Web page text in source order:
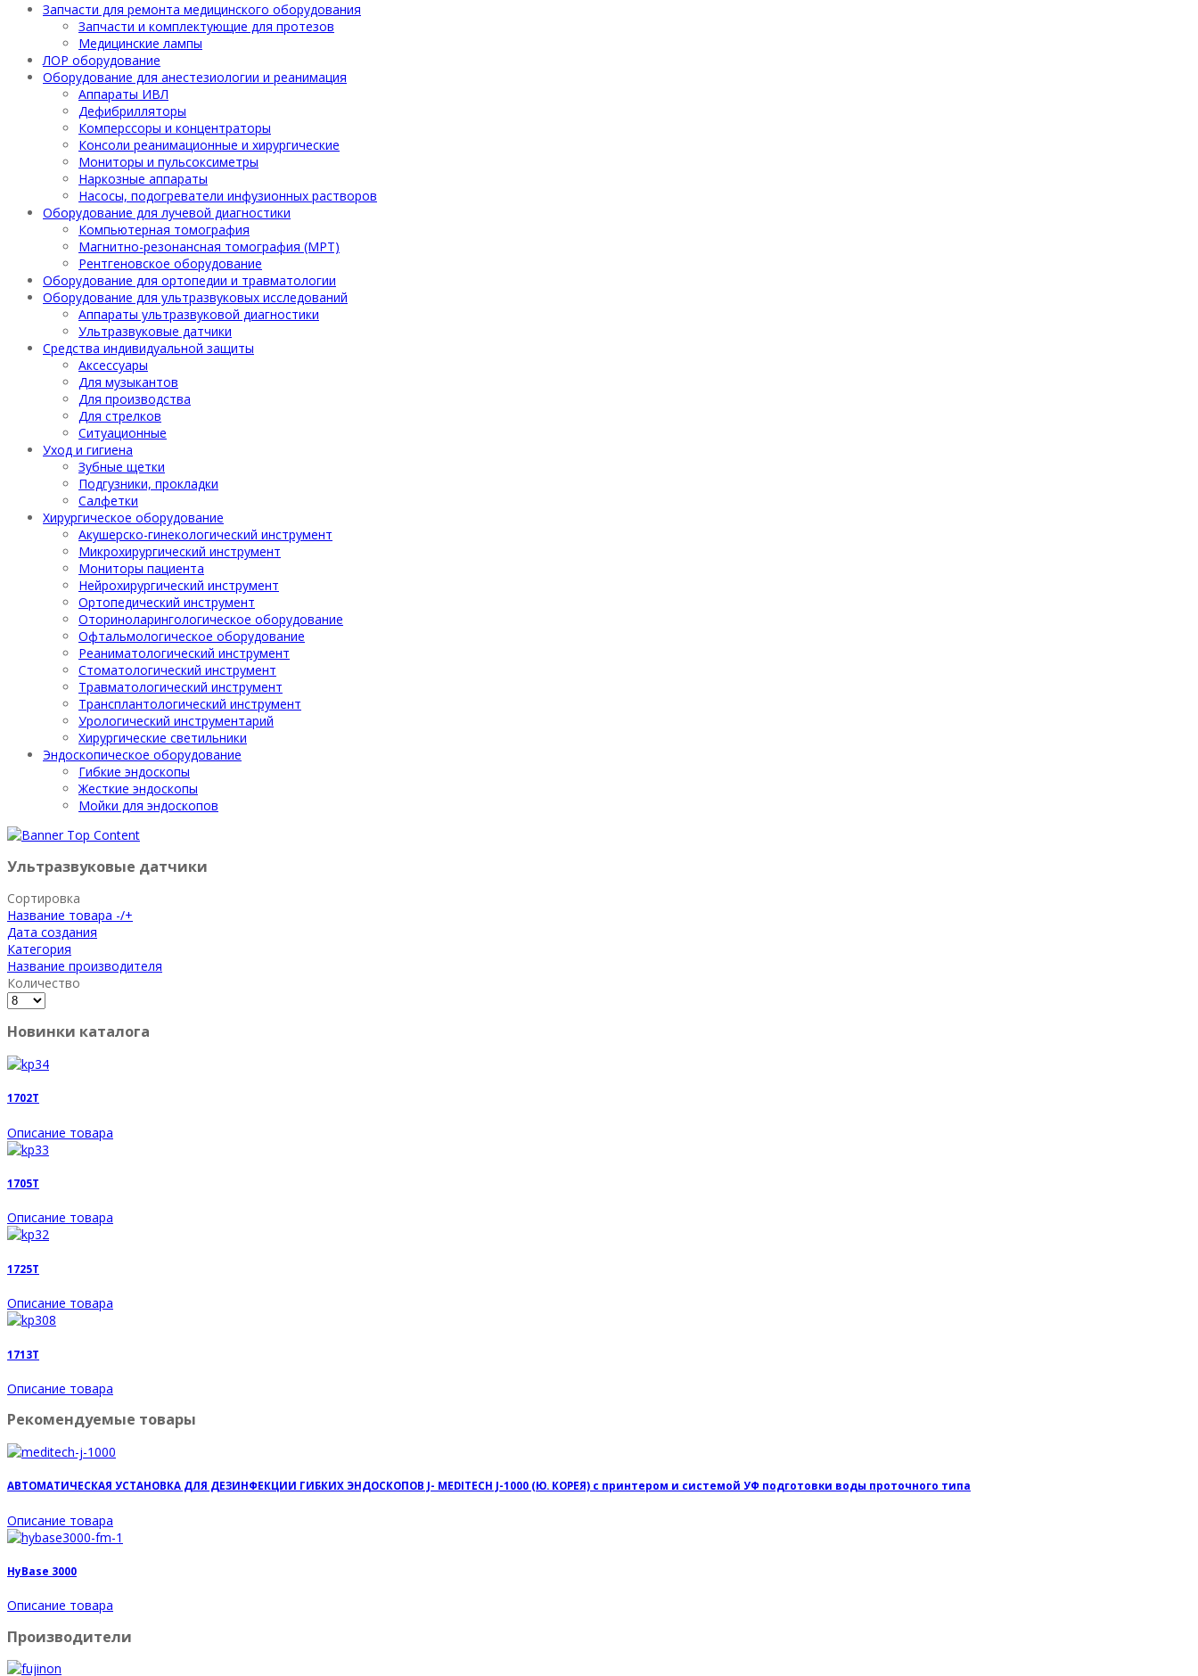
Запчасти для ремонта медицинского оборудования
Запчасти и комплектующие для протезов
Медицинские лампы
ЛОР оборудование
Оборудование для анестезиологии и реанимация
Аппараты ИВЛ
Дефибрилляторы
Комперссоры и концентраторы
Консоли реанимационные и хирургические
Мониторы и пульсоксиметры
Наркозные аппараты
Насосы, подогреватели инфузионных растворов
Оборудование для лучевой диагностики
Компьютерная томография
Магнитно-резонансная томография (МРТ)
Рентгеновское оборудование
Оборудование для ортопедии и травматологии
Оборудование для ультразвуковых исследований
Аппараты ультразвуковой диагностики
Ультразвуковые датчики
Средства индивидуальной защиты
Аксессуары
Для музыкантов
Для производства
Для стрелков
Ситуационные
Уход и гигиена
Зубные щетки
Подгузники, прокладки
Салфетки
Хирургическое оборудование
Акушерско-гинекологический инструмент
Микрохирургический инструмент
Мониторы пациента
Нейрохирургический инструмент
Ортопедический инструмент
Оториноларингологическое оборудование
Офтальмологическое оборудование
Реаниматологический инструмент
Стоматологический инструмент
Травматологический инструмент
Трансплантологический инструмент
Урологический инструментарий
Хирургические светильники
Эндоскопическое оборудование
Гибкие эндоскопы
Жесткие эндоскопы
Мойки для эндоскопов
Ультразвуковые датчики
Сортировка
Название товара -/+
Дата создания
Категория
Название производителя
Количество
Новинки каталога
1702T
Описание товара
1705T
Описание товара
1725T
Описание товара
1713T
Описание товара
Рекомендуемые товары
АВТОМАТИЧЕСКАЯ УСТАНОВКА ДЛЯ ДЕЗИНФЕКЦИИ ГИБКИХ ЭНДОСКОПОВ J- MEDITECH J-1000 (Ю. КОРЕЯ) с принтером и системой УФ подготовки воды проточного типа
Описание товара
HyBase 3000
Описание товара
Производители